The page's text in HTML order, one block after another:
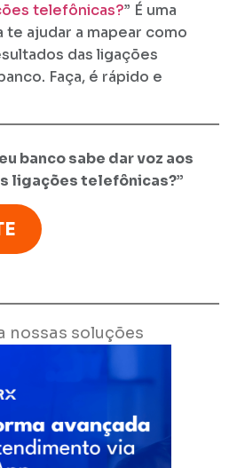
telefônicas?” É uma
ajudar a mapear como
das ligações
Faça, é rápido e
banco sabe dar voz aos
ligações telefônicas?”
nossas soluções